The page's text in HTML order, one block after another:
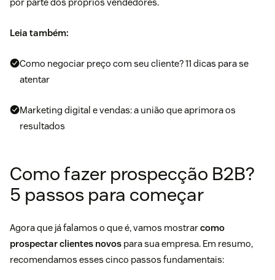
Leia também:
Como negociar preço com seu cliente? 11 dicas para se
atentar
Marketing digital e vendas: a união que aprimora os
resultados
Como fazer prospecção B2B?
5 passos para começar
Agora que já falamos o que é, vamos mostrarcomo
prospectar clientes novos para sua empresa. Em resumo,
recomendamos esses cinco passos fundamentais: